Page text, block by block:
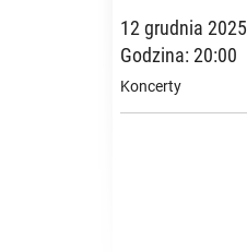
12 grudnia 2025
Godzina: 20:00
Koncerty